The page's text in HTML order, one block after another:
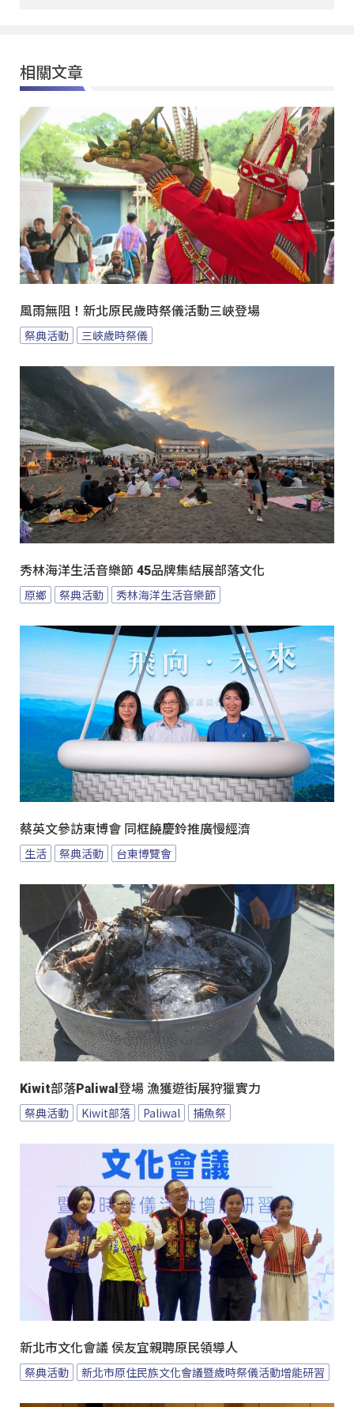
相關文章
風雨無阻！新北原民歲時祭儀活動三峽登場
祭典活動 三峽歲時祭儀
秀林海洋生活音樂節 45品牌集結展部落文化
原鄉 祭典活動 秀林海洋生活音樂節
蔡英文參訪東博會 同框饒慶鈴推廣慢經濟
生活 祭典活動 台東博覽會
Kiwit部落Paliwal登場 漁獲遊街展狩獵實力
祭典活動 Kiwit部落 Paliwal 捕魚祭
新北市文化會議 侯友宜親聘原民領導人
祭典活動 新北市原住民族文化會議暨歲時祭儀活動增能研習